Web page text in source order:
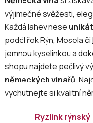
výjimečné svěžesti,
Každá lahev nese
podél řek Rýn, Mosela či
jemnou kyselinkou a
shopu najdete pečlivý
německých vinařů.
vychutnejte si kvalitní
Ryzlink rýnský